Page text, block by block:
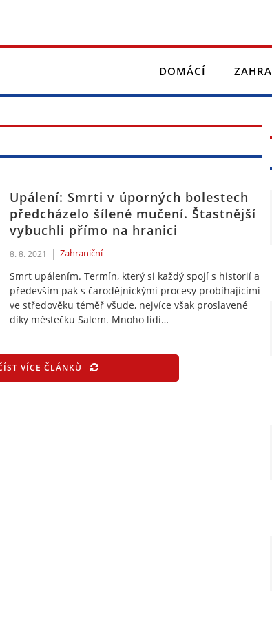
DOMÁCÍ
Upálení: Smrti v úporných bolestech
předcházelo šílené mučení. Štastnější
vybuchli přímo na hranici
8. 8. 2021 Zahraniční
Smrt upálením. Termín, který si každý spojí s historií a
především pak s čarodějnickými procesy probíhajícími
ve středověku téměř všude, nejvíce však proslavené
díky městečku Salem. Mnoho lidí…
VÍCE ČLÁNKŮ